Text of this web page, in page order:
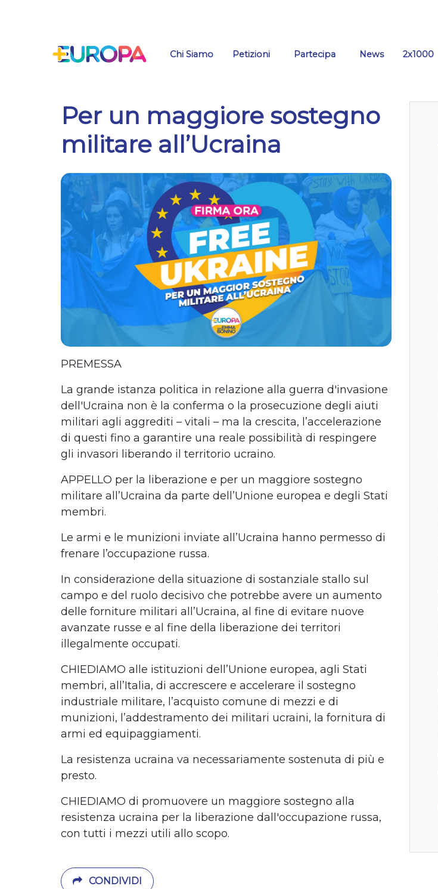
Chi Siamo Petizioni Partecipa News 2x1000
Per un maggiore sostegno
militare all’Ucraina
PREMESSA
La grande istanza politica in relazione alla guerra d'invasione
dell'Ucraina non è la conferma o la prosecuzione degli aiuti
militari agli aggrediti – vitali – ma la crescita, l’accelerazione
di questi fino a garantire una reale possibilità di respingere
gli invasori liberando il territorio ucraino.
APPELLO per la liberazione e per un maggiore sostegno
militare all’Ucraina da parte dell’Unione europea e degli Stati
membri.
Le armi e le munizioni inviate all’Ucraina hanno permesso di
frenare l’occupazione russa.
In considerazione della situazione di sostanziale stallo sul
campo e del ruolo decisivo che potrebbe avere un aumento
delle forniture militari all’Ucraina, al fine di evitare nuove
avanzate russe e al fine della liberazione dei territori
illegalmente occupati.
CHIEDIAMO alle istituzioni dell’Unione europea, agli Stati
membri, all’Italia, di accrescere e accelerare il sostegno
industriale militare, l’acquisto comune di mezzi e di
munizioni, l’addestramento dei militari ucraini, la fornitura di
armi ed equipaggiamenti.
La resistenza ucraina va necessariamente sostenuta di più e
presto.
CHIEDIAMO di promuovere un maggiore sostegno alla
resistenza ucraina per la liberazione dall'occupazione russa,
con tutti i mezzi utili allo scopo.
CONDIVIDI